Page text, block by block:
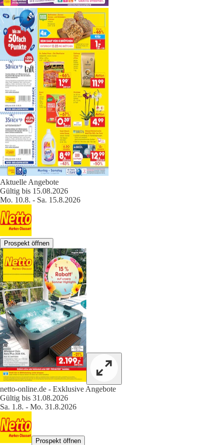
Aktuelle Angebote
Gültig bis 15.08.2026
Mo. 10.8. - Sa. 15.8.2026
Prospekt öffnen
netto-online.de - Exklusive Angebote
Gültig bis 31.08.2026
Sa. 1.8. - Mo. 31.8.2026
Prospekt öffnen